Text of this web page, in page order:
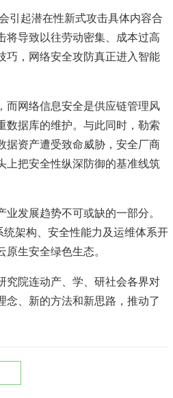
引起潜在性新式攻击具体内容合
将导致以往劳动密集、成本过高
巧，网络安全攻防真正进入智能
而网络信息安全是供应链管理风
数据库的维护。与此同时，勒索
据资产遭受致命威胁，安全厂商
上把安全性纵深防御的基准线筑
发展趋势不可或缺的一部分。
架构、安全性能力及运维体系开
生安全绿色生态。
究院连动产、学、研社会各界对
念、新的方法和新思路，推动了